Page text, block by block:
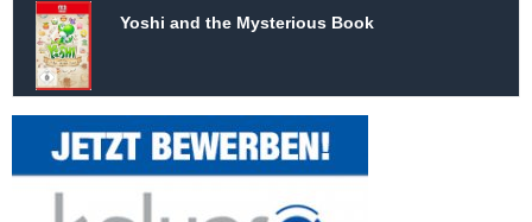
Yoshi and the Mysterious Book